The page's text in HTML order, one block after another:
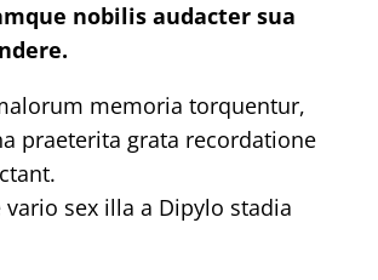
nobilis audacter sua
memoria torquentur,
praeterita grata recordatione
sex illa a Dipylo stadia